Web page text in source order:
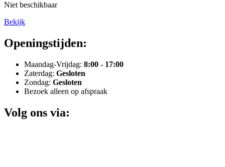
Niet beschikbaar
Bekijk
Openingstijden:
Maandag-Vrijdag: 8:00 - 17:00
Zaterdag: Gesloten
Zondag: Gesloten
Bezoek alleen op afspraak
Volg ons via: